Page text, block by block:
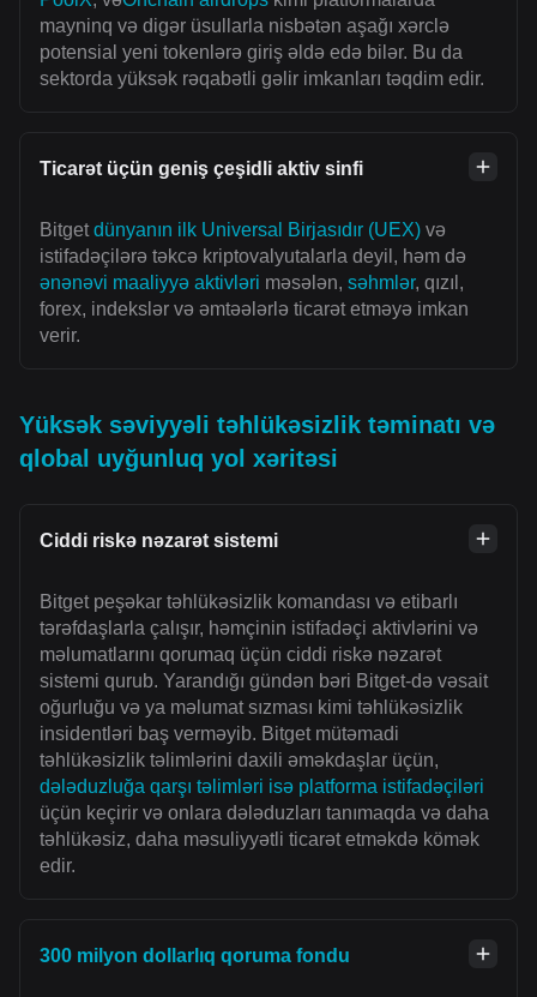
mayninq və digər üsullarla nisbətən aşağı xərclə
potensial yeni tokenlərə giriş əldə edə bilər. Bu da
sektorda yüksək rəqabətli gəlir imkanları təqdim edir.
Ticarət üçün geniş çeşidli aktiv sinfi
Bitget dünyanın ilk Universal Birjasıdır (UEX) və
istifadəçilərə təkcə kriptovalyutalarla deyil, həm də
ənənəvi maaliyyə aktivləri məsələn, səhmlər, qızıl,
forex, indekslər və əmtəələrlə ticarət etməyə imkan
verir.
Yüksək səviyyəli təhlükəsizlik təminatı və
qlobal uyğunluq yol xəritəsi
Ciddi riskə nəzarət sistemi
Bitget peşəkar təhlükəsizlik komandası və etibarlı
tərəfdaşlarla çalışır, həmçinin istifadəçi aktivlərini və
məlumatlarını qorumaq üçün ciddi riskə nəzarət
sistemi qurub. Yarandığı gündən bəri Bitget-də vəsait
oğurluğu və ya məlumat sızması kimi təhlükəsizlik
insidentləri baş verməyib. Bitget mütəmadi
təhlükəsizlik təlimlərini daxili əməkdaşlar üçün,
dələduzluğa qarşı təlimləri isə platforma istifadəçiləri
üçün keçirir və onlara dələduzları tanımaqda və daha
təhlükəsiz, daha məsuliyyətli ticarət etməkdə kömək
edir.
300 milyon dollarlıq qoruma fondu